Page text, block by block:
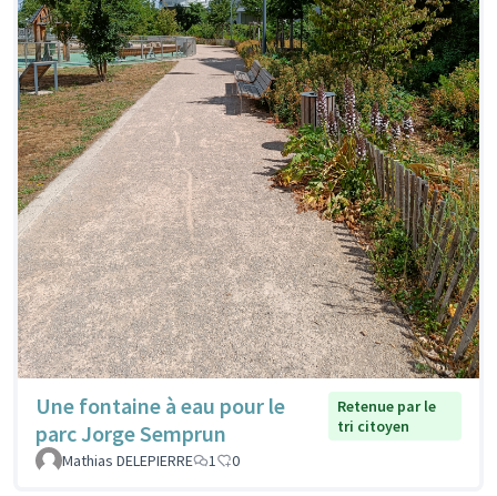
Une fontaine à eau pour le
parc Jorge Semprun
Retenue par le
tri citoyen
Mathias DELEPIERRE
1 0